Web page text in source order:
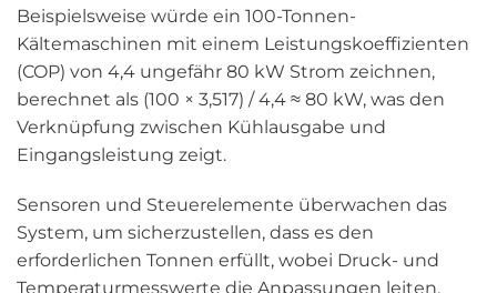
Beispielsweise würde ein 100-Tonnen-
Kältemaschinen mit einem Leistungskoeffizienten
(COP) von 4,4 ungefähr 80 kW Strom zeichnen,
berechnet als (100 × 3,517) / 4,4 ≈ 80 kW, was den
Verknüpfung zwischen Kühlausgabe und
Eingangsleistung zeigt.
Sensoren und Steuerelemente überwachen das
System, um sicherzustellen, dass es den
erforderlichen Tonnen erfüllt, wobei Druck- und
Temperaturmesswerte die Anpassungen leiten.